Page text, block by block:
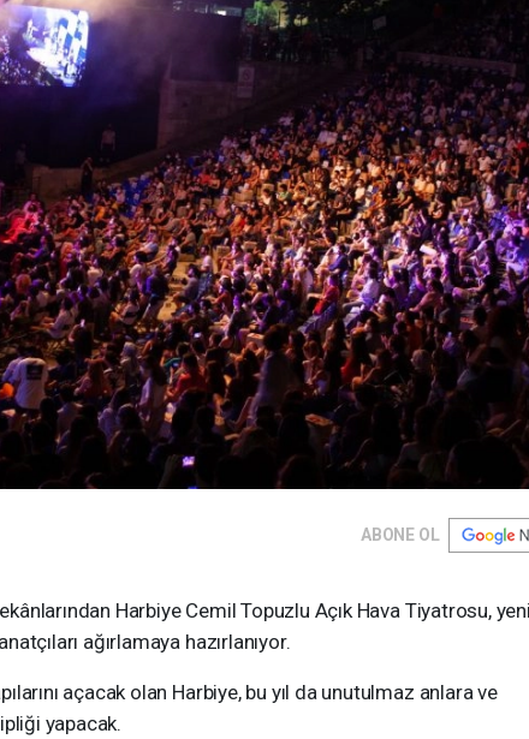
ABONE OL
Harbiye Cemil Topuzlu Açık Hava Tiyatrosu, yeni
ağırlamaya hazırlanıyor.
açacak olan Harbiye, bu yıl da unutulmaz anlara ve
yapacak.